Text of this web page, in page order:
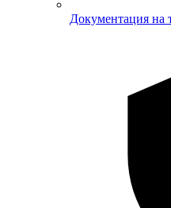
Документация на